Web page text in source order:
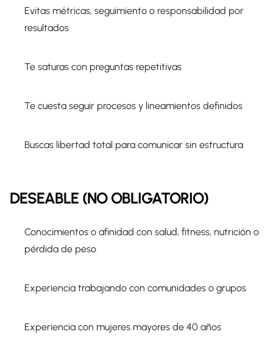
Evitas métricas, seguimiento o responsabilidad por
resultados
Te saturas con preguntas repetitivas
Te cuesta seguir procesos y lineamientos definidos
Buscas libertad total para comunicar sin estructura
DESEABLE (NO OBLIGATORIO)
Conocimientos o afinidad con salud, fitness, nutrición o
pérdida de peso
Experiencia trabajando con comunidades o grupos
Experiencia con mujeres mayores de 40 años